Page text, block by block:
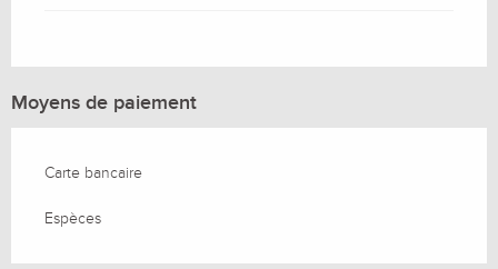
Moyens de paiement
Carte bancaire
Espèces